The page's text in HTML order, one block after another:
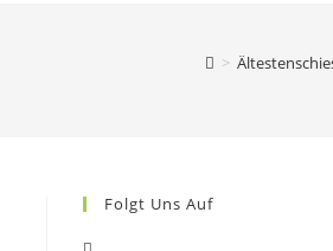
>
Folgt Uns Auf